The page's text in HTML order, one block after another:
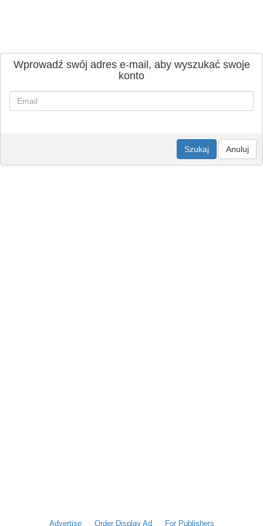
Wprowadź swój adres e-mail, aby wyszukać swoje
konto
Szukaj Anuluj
Advertise Order Display Ad For Publishers